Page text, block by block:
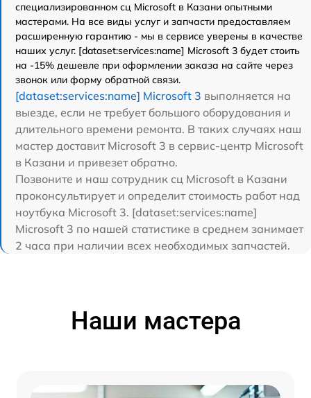
специализированном сц Microsoft в Казани опытными
мастерами. На все виды услуг и запчасти предоставляем
расширенную гарантию - мы в сервисе уверены в качестве
наших услуг. [dataset:services:name] Microsoft 3 будет стоить
на -15% дешевле при оформлении заказа на сайте через
звонок или форму обратной связи.
[dataset:services:name] Microsoft 3 выполняется на
выезде, если не требует большого оборудования и
длительного времени ремонта. В таких случаях наш
мастер доставит Microsoft 3 в сервис-центр Microsoft
в Казани и привезет обратно.
Позвоните и наш сотрудник сц Microsoft в Казани
проконсультирует и определит стоимость работ над
ноутбука Microsoft 3. [dataset:services:name]
Microsoft 3 по нашей статистике в среднем занимает
2 часа при наличии всех необходимых запчастей.
Наши мастера